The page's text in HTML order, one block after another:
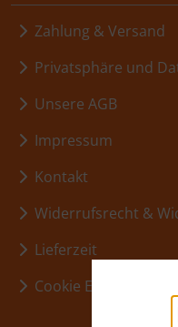
Zahlung & Versand
Privatsphäre und
Unsere AGB
Impressum
Kontakt
Widerrufsrecht &
Lieferzeit
Cookie Einstellungen